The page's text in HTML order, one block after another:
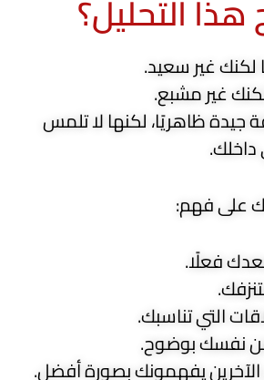
هذا التحليل؟
لكنك غير سعيد.
غير مشبع.
ظاهريًا، لكنها لا تلمس
على فهم:
فعلًا.
التي تناسبك.
نفسك بوضوح.
يفهمونك بصورة أفضل.